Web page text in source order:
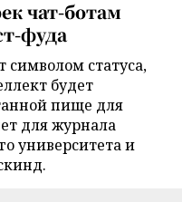
чат-ботам
фуда
символом статуса,
будет
пище для
для журнала
университета и